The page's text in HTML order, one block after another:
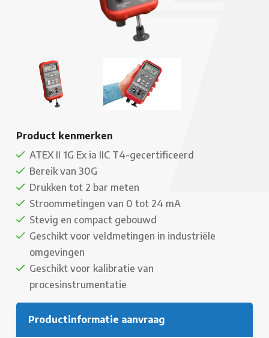
Product kenmerken
ATEX II 1G Ex ia IIC T4-gecertificeerd
Bereik van 30G
Drukken tot 2 bar meten
Stroommetingen van 0 tot 24 mA
Stevig en compact gebouwd
Geschikt voor veldmetingen in industriële
omgevingen
Geschikt voor kalibratie van
procesinstrumentatie
Productinformatie aanvraag